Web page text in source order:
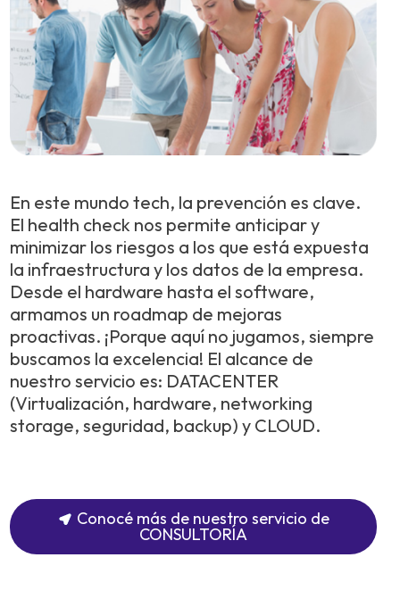
En este mundo tech, la prevención es clave.
El health check nos permite anticipar y
minimizar los riesgos a los que está expuesta
la infraestructura y los datos de la empresa.
Desde el hardware hasta el software,
armamos un roadmap de mejoras
proactivas. ¡Porque aquí no jugamos, siempre
buscamos la excelencia! El alcance de
nuestro servicio es: DATACENTER
(Virtualización, hardware, networking
storage, seguridad, backup) y CLOUD.
Conocé más de nuestro servicio de
CONSULTORÍA